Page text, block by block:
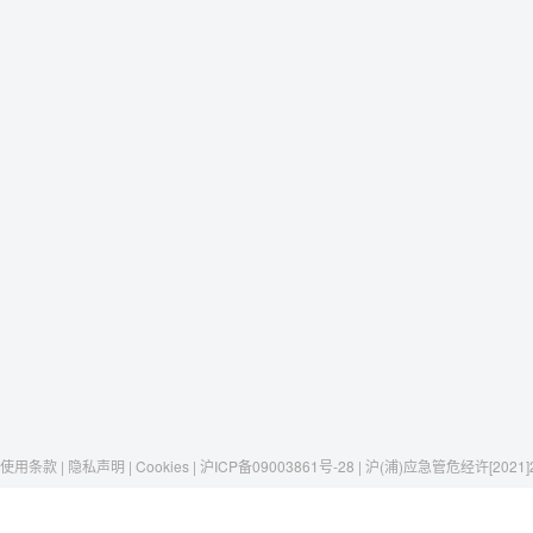
使用条款 | 隐私声明 | Cookies | 沪ICP备09003861号-28 | 沪(浦)应急管危经许